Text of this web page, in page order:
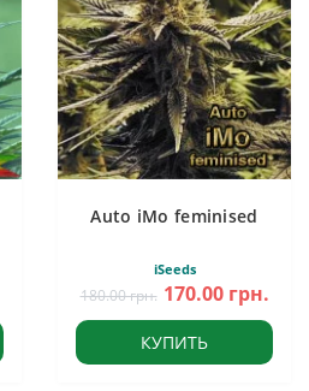
Auto iMo feminised
iSeeds
180.00 грн. 170.00 грн.
КУПИТЬ